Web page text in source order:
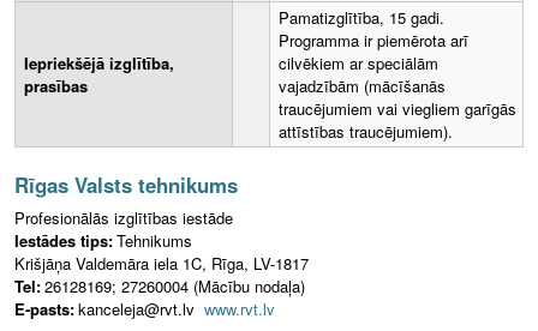
Iepriekšējā izglītība,
prasības
Pamatizglītība, 15 gadi.
Programma ir piemērota arī
cilvēkiem ar speciālām
vajadzībām (mācīšanās
traucējumiem vai viegliem garīgās
attīstības traucējumiem).
Rīgas Valsts tehnikums
Profesionālās izglītības iestāde
Iestādes tips:Tehnikums
Krišjāņa Valdemāra iela 1C, Rīga, LV-1817
Tel:26128169; 27260004 (Mācību nodaļa)
E-pasts:kanceleja@rvt.lv www.rvt.lv